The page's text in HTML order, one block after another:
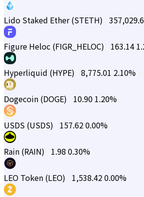
Lido Staked Ether (STETH)
Figure Heloc (FIGR_HELOC) 163.14
Hyperliquid (HYPE) 8,775.01 2.10%
Dogecoin (DOGE) 10.90 1.20%
USDS (USDS) 157.620.00%
Rain (RAIN) 1.98 0.30%
LEO Token (LEO) 1,538.420.00%